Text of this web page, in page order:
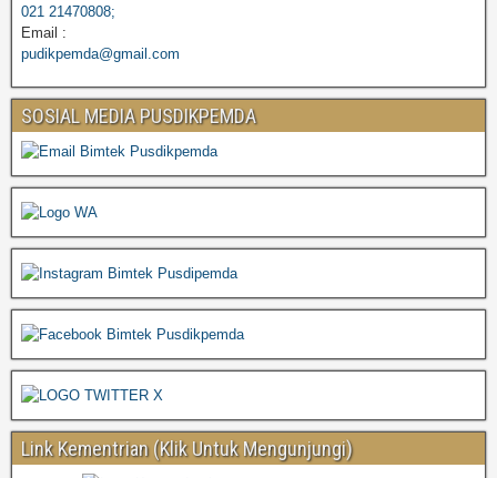
021 21470808;
Email :
pudikpemda@gmail.com
SOSIAL MEDIA PUSDIKPEMDA
Link Kementrian (Klik Untuk Mengunjungi)